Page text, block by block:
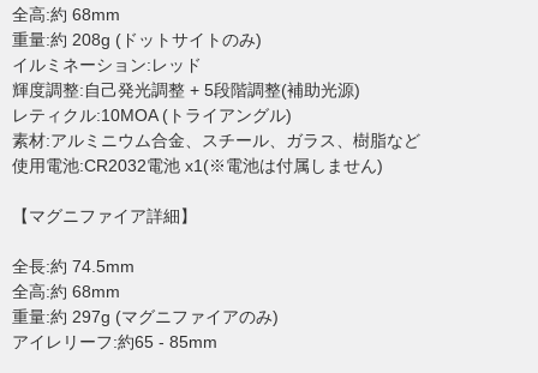
全高:約 68mm
重量:約 208g (ドットサイトのみ)
イルミネーション:レッド
輝度調整:自己発光調整 + 5段階調整(補助光源)
レティクル:10MOA (トライアングル)
素材:アルミニウム合金、スチール、ガラス、樹脂など
使用電池:CR2032電池 x1(※電池は付属しません)
【マグニファイア詳細】
全長:約 74.5mm
全高:約 68mm
重量:約 297g (マグニファイアのみ)
アイレリーフ:約65 - 85mm